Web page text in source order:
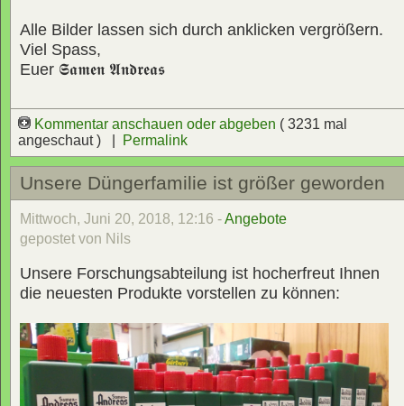
Alle Bilder lassen sich durch anklicken vergrößern.
Viel Spass,
Euer 𝕾𝖆𝖒𝖊𝖓 𝕬𝖓𝖉𝖗𝖊𝖆𝖘
Kommentar anschauen oder abgeben ( 3231 mal
angeschaut ) |
Permalink
Unsere Düngerfamilie ist größer geworden
Mittwoch, Juni 20, 2018, 12:16 -Angebote
gepostet von Nils
Unsere Forschungsabteilung ist hocherfreut Ihnen
die neuesten Produkte vorstellen zu können: